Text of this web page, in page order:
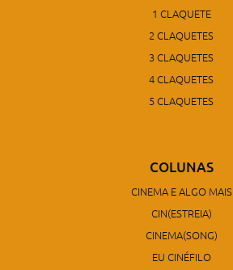
1 CLAQUETE
2 CLAQUETES
3 CLAQUETES
4 CLAQUETES
5 CLAQUETES
COLUNAS
CINEMA E ALGO MAIS
CIN(ESTREIA)
CINEMA(SONG)
EU CINÉFILO